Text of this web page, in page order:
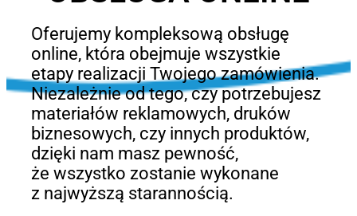
Oferujemy kompleksową obsługę
online, która obejmuje wszystkie
etapy realizacji Twojego zamówienia.
Niezależnie od tego, czy potrzebujesz
materiałów reklamowych, druków
biznesowych, czy innych produktów,
dzięki nam masz pewność,
że wszystko zostanie wykonane
z najwyższą starannością.